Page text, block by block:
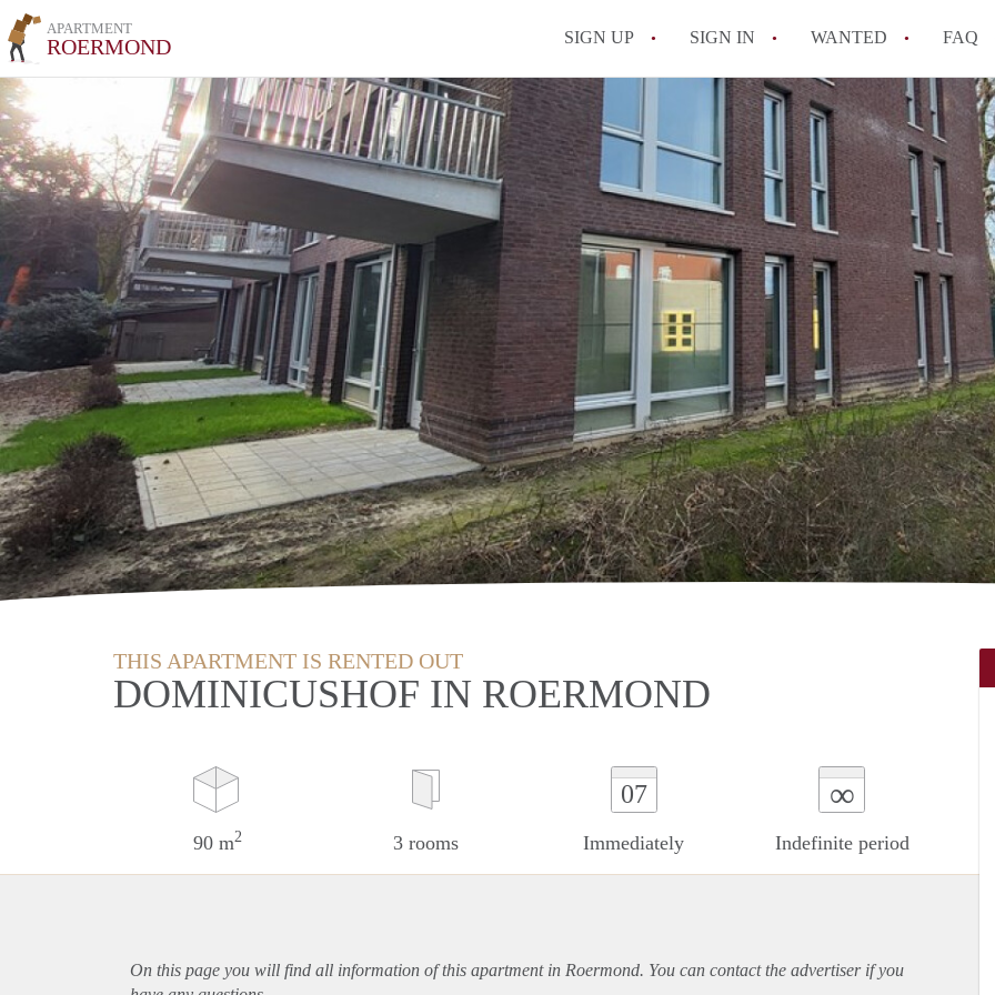
APARTMENT
ROERMOND SIGN UP SIGN IN WANTED FAQ
All FAQs
THIS APARTMENT IS RENTED OUT
DOMINICUSHOF IN ROERMOND
90 m2 3 rooms
07
Immediately
∞
Indefinite period
On this page you will find all information of this apartmentin Roermond. You can contact the advertiser if you